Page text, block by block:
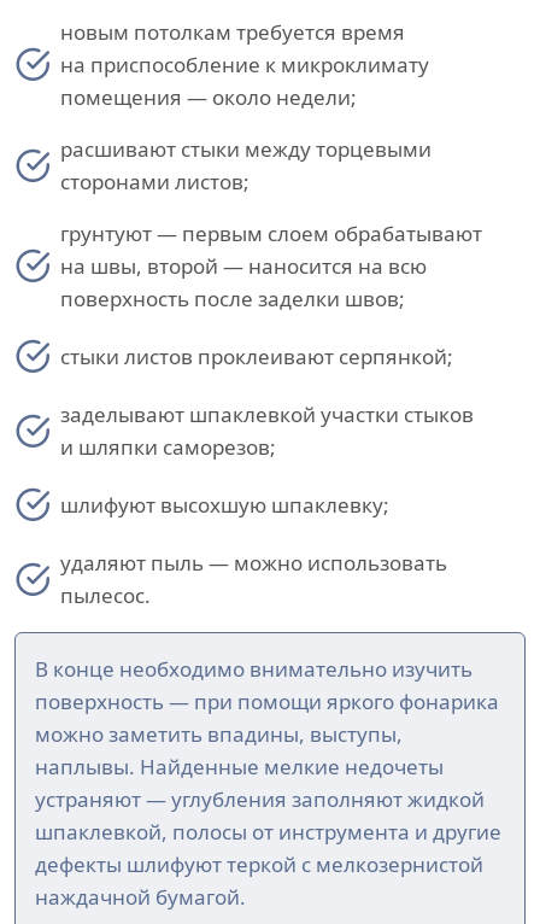
новым потолкам требуется время
на приспособление к микроклимату
помещения — около недели;
расшивают стыки между торцевыми
сторонами листов;
грунтуют — первым слоем обрабатывают
на швы, второй — наносится на всю
поверхность после заделки швов;
стыки листов проклеивают серпянкой;
заделывают шпаклевкой участки стыков
и шляпки саморезов;
шлифуют высохшую шпаклевку;
удаляют пыль — можно использовать
пылесос.
В конце необходимо внимательно изучить
поверхность — при помощи яркого фонарика
можно заметить впадины, выступы,
наплывы. Найденные мелкие недочеты
устраняют — углубления заполняют жидкой
шпаклевкой, полосы от инструмента и другие
дефекты шлифуют теркой с мелкозернистой
наждачной бумагой.